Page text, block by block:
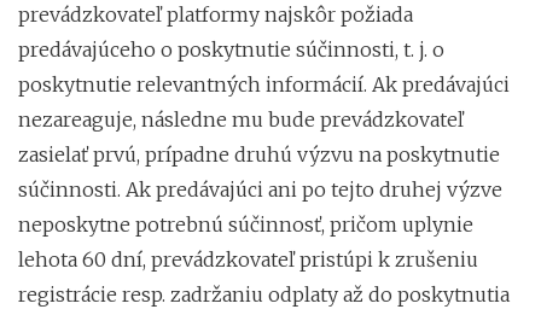
prevádzkovateľ platformy najskôr požiada
predávajúceho o poskytnutie súčinnosti, t. j. o
poskytnutie relevantných informácií. Ak predávajúci
nezareaguje, následne mu bude prevádzkovateľ
zasielať prvú, prípadne druhú výzvu na poskytnutie
súčinnosti. Ak predávajúci ani po tejto druhej výzve
neposkytne potrebnú súčinnosť, pričom uplynie
lehota 60 dní, prevádzkovateľ pristúpi k zrušeniu
registrácie resp. zadržaniu odplaty až do poskytnutia